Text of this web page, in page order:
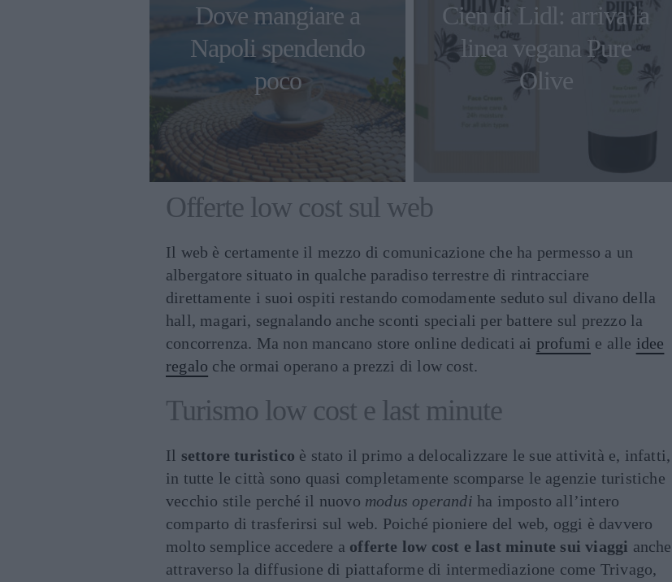
Dove mangiare a
Napoli spendendo
poco
Cien di Lidl: arriva la
linea vegana Pure
Olive
Offerte low cost sul web
Il web è certamente il mezzo di comunicazione che ha permesso a un
albergatore situato in qualche paradiso terrestre di rintracciare
direttamente i suoi ospiti restando comodamente seduto sul divano della
hall, magari, segnalando anche sconti speciali per battere sul prezzo la
concorrenza. Ma non mancano store online dedicati ai profumi e alle idee
regalo che ormai operano a prezzi di low cost.
Turismo low cost e last minute
Il settore turistico è stato il primo a delocalizzare le sue attività e, infatti,
in tutte le città sono quasi completamente scomparse le agenzie turistiche
vecchio stile perché il nuovo modus operandi ha imposto all’intero
comparto di trasferirsi sul web. Poiché pioniere del web, oggi è davvero
molto semplice accedere a offerte low cost e last minute sui viaggi anche
attraverso la diffusione di piattaforme di intermediazione come Trivago,